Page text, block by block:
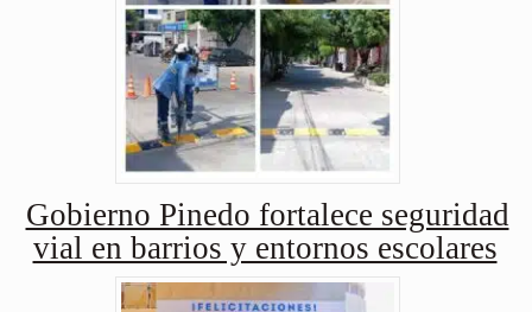
Gobierno Pinedo fortalece seguridad
vial en barrios y entornos escolares